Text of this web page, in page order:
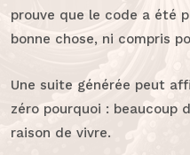
prouve que le code a été
bonne chose, ni compris
Une suite générée peut
zéro pourquoi : beaucoup
raison de vivre.